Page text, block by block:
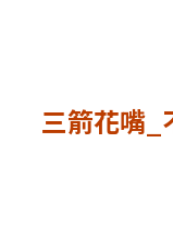
三箭花嘴_